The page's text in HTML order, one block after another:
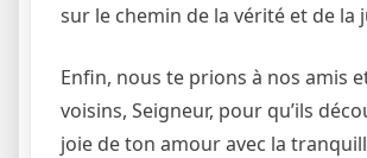
sur le chemin de la vérité et de la
Enfin, nous te prions à nos amis
voisins, Seigneur, pour qu’ils
joie de ton amour avec la